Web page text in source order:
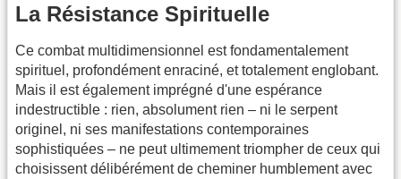
La Résistance Spirituelle
Ce combat multidimensionnel est fondamentalement
spirituel, profondément enraciné, et totalement englobant.
Mais il est également imprégné d'une espérance
indestructible : rien, absolument rien – ni le serpent
originel, ni ses manifestations contemporaines
sophistiquées – ne peut ultimement triompher de ceux qui
choisissent délibérément de cheminer humblement avec